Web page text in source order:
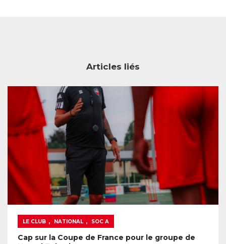
Articles liés
LE CLUB , NATIONAL , SOC A
Cap sur la Coupe de France pour le groupe de